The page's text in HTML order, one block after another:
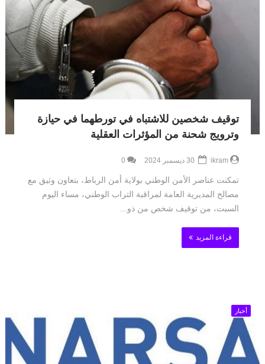
توقيف شخصين للاشتباه في تورطهما في حيازة
وترويج شحنة من المؤثرات العقلية
ikram
0
تمكنت عناصر الأمن الوطني بولاية أمن الرباط، بتعاون وثيق مع
مصالح المديرية العامة لمراقبة التراب الوطني، مساء اليوم
السبت، من توقيف شخص من ذو...
قراءة المزيد
أخبار